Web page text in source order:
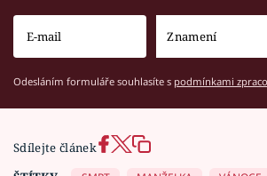
Odesláním formuláře souhlasíte s podmínkami
Sdílejte článek